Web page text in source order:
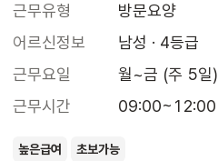
근무유형
방문요양
어르신정보
남성 · 4등급
근무요일
월~금 (주 5일)
근무시간
09:00~12:00
높은급여 초보가능